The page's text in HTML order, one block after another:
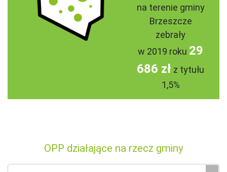
na terenie gminy
Brzeszcze
zebrały
w 2019 roku 29
686 zł z tytułu
1,5%
OPP działające na rzecz gminy